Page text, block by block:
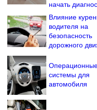
начать
Влияние
водителя на
безопасность
дорожного
системы для
автомобиля